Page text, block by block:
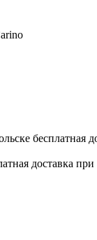
бесплатная
доставка при